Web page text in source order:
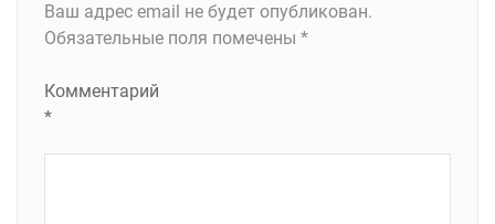
Ваш адрес email не будет опубликован.
Обязательные поля помечены *
Комментарий
*